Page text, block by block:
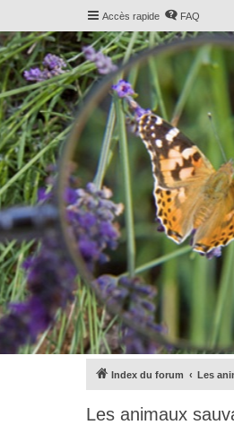
Accès rapide FAQ
Index du forum Les
Les animaux